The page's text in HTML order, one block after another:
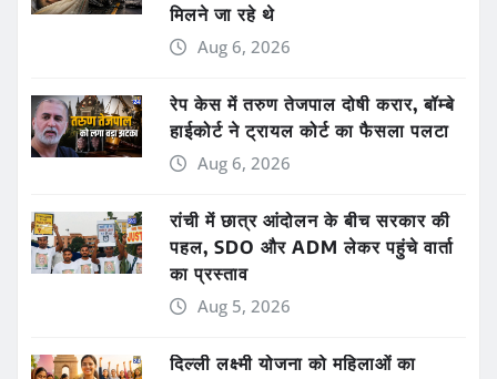
मिलने जा रहे थे
Aug 6, 2026
रेप केस में तरुण तेजपाल दोषी करार, बॉम्बे
हाईकोर्ट ने ट्रायल कोर्ट का फैसला पलटा
Aug 6, 2026
रांची में छात्र आंदोलन के बीच सरकार की
पहल, SDO और ADM लेकर पहुंचे वार्ता
का प्रस्ताव
Aug 5, 2026
दिल्ली लक्ष्मी योजना को महिलाओं का